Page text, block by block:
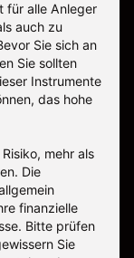
für alle Anleger
auch zu
Sie sich an
Sie sollten
Instrumente
das hohe
mehr als
Die
finanzielle
Bitte prüfen
Sie